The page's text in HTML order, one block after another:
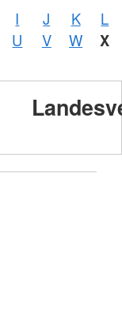
I J K
L
U V W X
Foto:
Zelck /
GmbH